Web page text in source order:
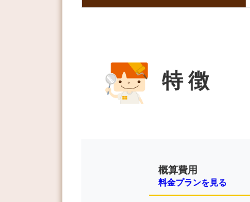
特 徴
概算費用
料金プランを見る